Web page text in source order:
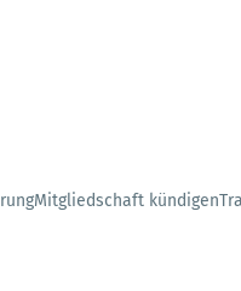
Mitgliedschaft kündigen